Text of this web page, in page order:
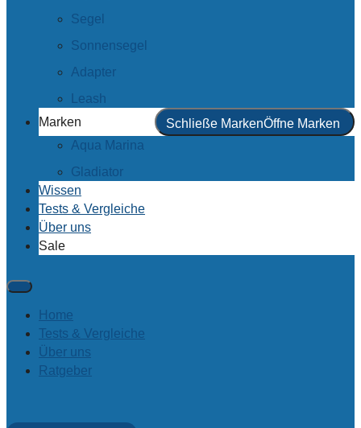
Segel
Sonnensegel
Adapter
Leash
Marken
Schließe MarkenÖffne Marken
Aqua Marina
Gladiator
Wissen
Tests & Vergleiche
Über uns
Sale
Home
Tests & Vergleiche
Über uns
Ratgeber